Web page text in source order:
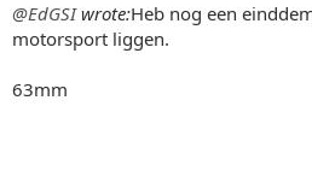
@EdGSIwrote:Heb nog een
motorsport liggen.
63mm